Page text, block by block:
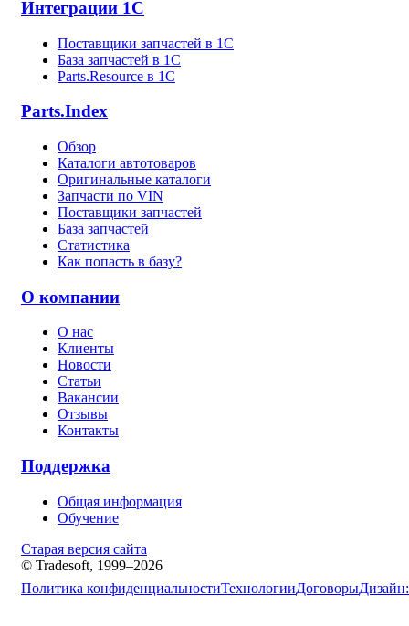
Интеграции 1С
Поставщики запчастей в 1C
База запчастей в 1С
Parts.Resource в 1C
Parts.Index
Обзор
Каталоги автотоваров
Оригинальные каталоги
Запчасти по VIN
Поставщики запчастей
База запчастей
Статистика
Как попасть в базу?
О компании
О нас
Клиенты
Новости
Статьи
Вакансии
Отзывы
Контакты
Поддержка
Общая информация
Обучение
Старая версия сайта
© Tradesoft, 1999–2026
Политика конфиденциальностиТехнологииДоговорыДизайн: